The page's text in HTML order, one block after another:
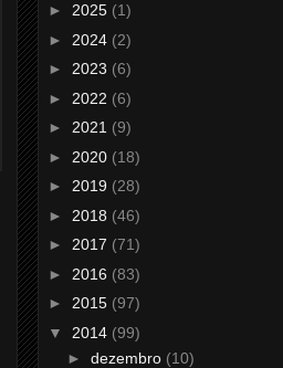
► 2025 (1)
► 2024 (2)
► 2023 (6)
► 2022 (6)
► 2021 (9)
► 2020 (18)
► 2019 (28)
► 2018 (46)
► 2017 (71)
► 2016 (83)
► 2015 (97)
▼ 2014 (99)
► dezembro (10)